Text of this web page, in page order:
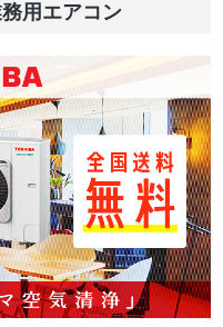
用エアコン